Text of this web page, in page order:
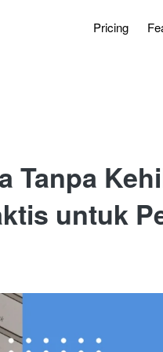
Pricing
Tanpa
untuk